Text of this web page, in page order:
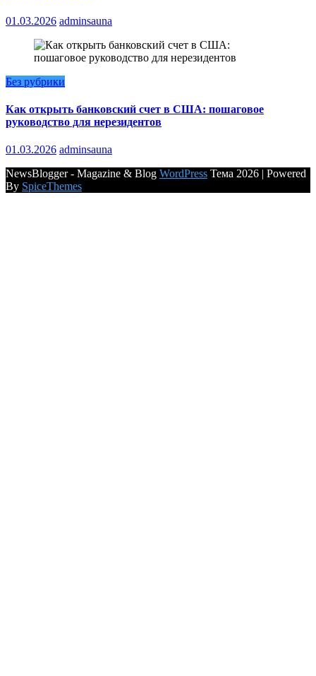
01.03.2026 adminsauna
Без рубрики
Как открыть банковский счет в США: пошаговое
руководство для нерезидентов
01.03.2026 adminsauna
NewsBlogger - Magazine & Blog WordPress Тема 2026 | Powered
By SpiceThemes